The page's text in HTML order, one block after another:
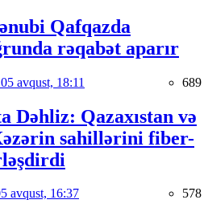
Qafqazda
rəqabət aparır
05 avqust, 18:11 689
Dəhliz: Qazaxıstan və
sahillərini fiber-
avqust, 16:37 578